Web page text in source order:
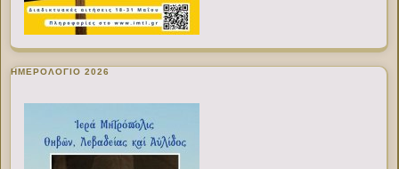
ΗΜΕΡΟΛΟΓΙΟ 2026